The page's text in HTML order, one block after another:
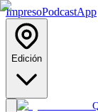
ImpresoPodcastApp
Edición